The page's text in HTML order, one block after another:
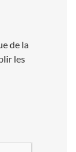
de la
les